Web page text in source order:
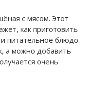
с мясом. Этот
как приготовить
питательное блюдо.
а можно добавить
очень